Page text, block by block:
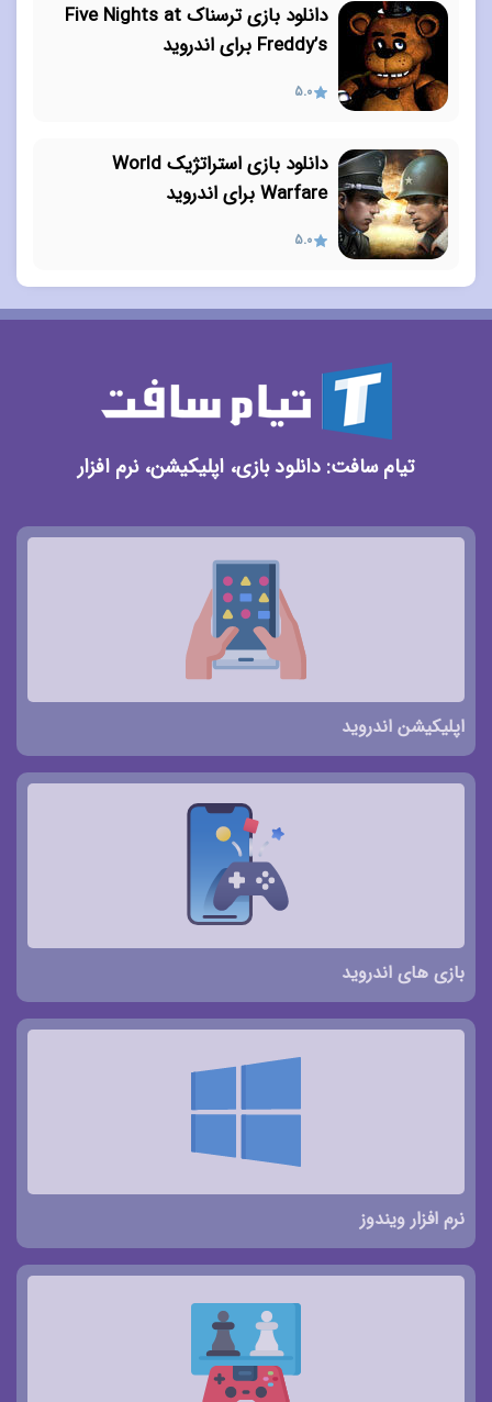
دانلود بازی ترسناک Five Nights at
Freddy’s برای اندروید
5.0
دانلود بازی استراتژیک World
Warfare برای اندروید
5.0
تیام سافت: دانلود بازی، اپلیکیشن، نرم افزار
اپلیکیشن اندروید
بازی های اندروید
نرم افزار ویندوز